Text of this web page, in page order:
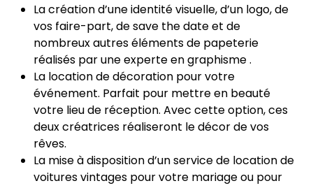
La création d’une identité visuelle, d’un logo, de
vos faire-part, de save the date et de
nombreux autres éléments de papeterie
réalisés par une experte en graphisme .
La location de décoration pour votre
événement. Parfait pour mettre en beauté
votre lieu de réception. Avec cette option, ces
deux créatrices réaliseront le décor de vos
rêves.
La mise à disposition d’un service de location de
voitures vintages pour votre mariage ou pour